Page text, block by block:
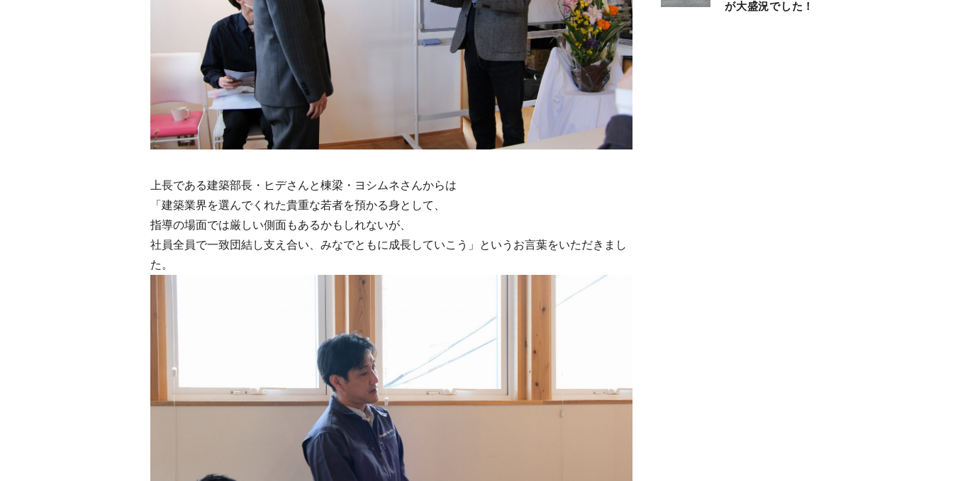
上長である建築部長・ヒデさんと棟梁・ヨシムネさんからは
「建築業界を選んでくれた貴重な若者を預かる身として、
指導の場面では厳しい側面もあるかもしれないが、
社員全員で一致団結し支え合い、みなでともに成長していこう」というお言葉をいただきまし
た。
が大盛況でした！